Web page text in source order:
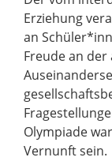
Erziehung
an
Freude an
Olympiade
Vernunft sein.